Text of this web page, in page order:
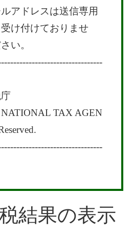
アドレスは送信専用
け付けておりませ
い。
TAX AGEN
結果の表示